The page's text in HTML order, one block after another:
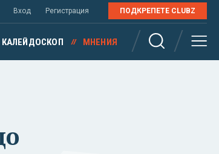
Вход Регистрация ПОДКРЕПЕТЕ CLUBZ
КАЛЕЙДОСКОП МНЕНИЯ